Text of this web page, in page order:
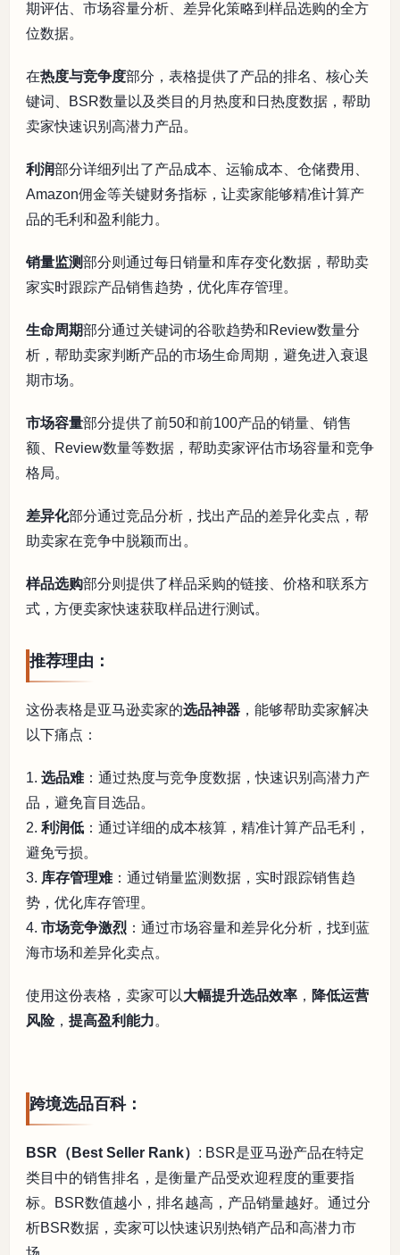
期评估、市场容量分析、差异化策略到样品选购的全方
位数据。
在热度与竞争度部分，表格提供了产品的排名、核心关
键词、BSR数量以及类目的月热度和日热度数据，帮助
卖家快速识别高潜力产品。
利润部分详细列出了产品成本、运输成本、仓储费用、
Amazon佣金等关键财务指标，让卖家能够精准计算产
品的毛利和盈利能力。
销量监测部分则通过每日销量和库存变化数据，帮助卖
家实时跟踪产品销售趋势，优化库存管理。
生命周期部分通过关键词的谷歌趋势和Review数量分
析，帮助卖家判断产品的市场生命周期，避免进入衰退
期市场。
市场容量部分提供了前50和前100产品的销量、销售
额、Review数量等数据，帮助卖家评估市场容量和竞争
格局。
差异化部分通过竞品分析，找出产品的差异化卖点，帮
助卖家在竞争中脱颖而出。
样品选购部分则提供了样品采购的链接、价格和联系方
式，方便卖家快速获取样品进行测试。
推荐理由：
这份表格是亚马逊卖家的选品神器 ，能够帮助卖家解决
以下痛点：
1. 选品难：通过热度与竞争度数据，快速识别高潜力产
品，避免盲目选品。
2. 利润低 ：通过详细的成本核算，精准计算产品毛利，
避免亏损。
3. 库存管理难：通过销量监测数据，实时跟踪销售趋
势，优化库存管理。
4. 市场竞争激烈 ：通过市场容量和差异化分析，找到蓝
海市场和差异化卖点。
使用这份表格，卖家可以大幅提升选品效率 ， 降低运营
风险， 提高盈利能力。
跨境选品百科：
BSR（Best Seller Rank） : BSR是亚马逊产品在特定
类目中的销售排名，是衡量产品受欢迎程度的重要指
标。BSR数值越小，排名越高，产品销量越好。通过分
析BSR数据，卖家可以快速识别热销产品和高潜力市